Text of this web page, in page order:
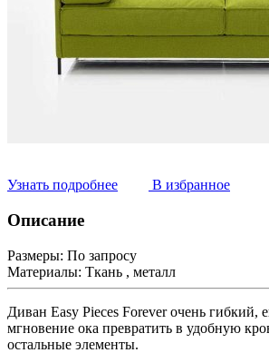
Узнать подробнее В избранное
Описание
Размеры: По запросу
Материалы: Ткань , металл
Диван Easy Pieces Forever очень гибкий,
мгновение ока превратить в удобную
остальные элементы.